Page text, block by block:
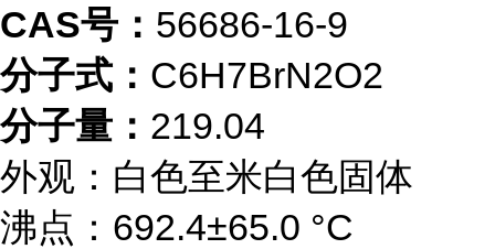
CAS号： 56686-16-9
分子式： C6H7BrN2O2
分子量： 219.04
外观：白色至米白色固体
沸点：692.4±65.0 °C